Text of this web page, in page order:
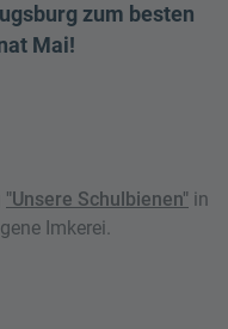
zum besten
Mai!
"Unsere Schulbienen" in
Imkerei.